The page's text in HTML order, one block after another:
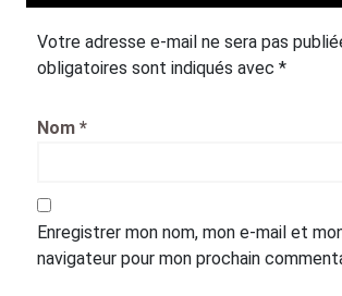
Votre adresse e-mail ne sera pas
obligatoires sont indiqués avec *
Nom *
Enregistrer mon nom, mon e-mail et
navigateur pour mon prochain